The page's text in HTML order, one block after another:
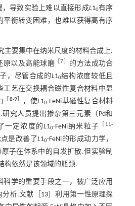
，导致实验上难以直接形成L10有序
平衡转变困难，也难以获得高有序
主要集中在纳米尺度的材料合成上.
原以及高能球磨［7
的方法成功合
，尽管合成的L10结构浓度较低且
工艺在交换耦合磁性复合材料中显
8-9］ ，使L10-FeNi基磁性复合材料
.研究人员提出掺杂第三元素（Pd和
一定浓度的L10-FeNi纳米粒子 11-
是改善了L10-FeNi的形成动力学，
原子在体系中的自发扩散.但实验制
构依然是该领域的瓶颈.
科学的重要手段之一，被广泛应用
析.文献［ 13］利用第一性原理探